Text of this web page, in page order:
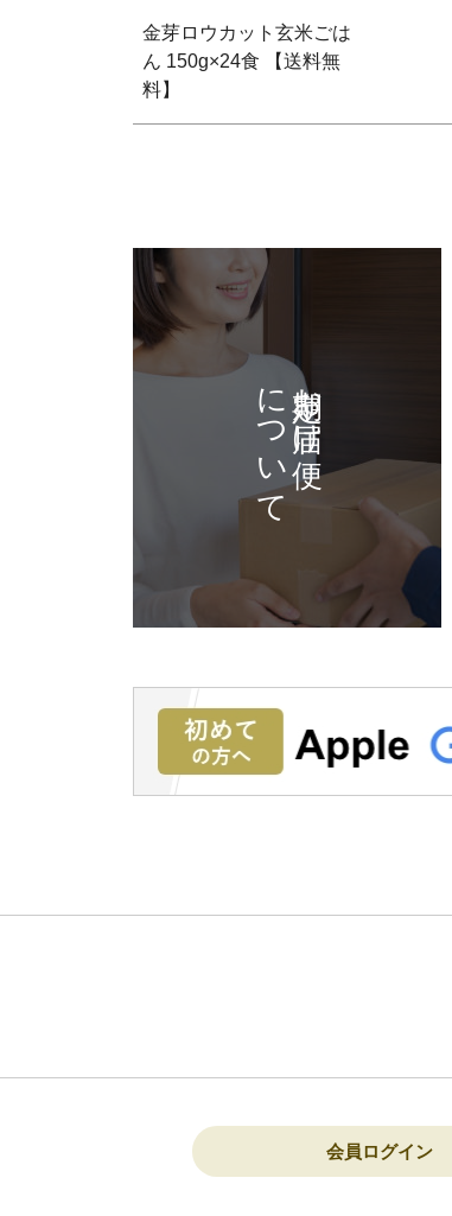
金芽ロウカット玄米ごは
ん 150g×24食 【送料無
料】
定期お届け便
について
会員ログイン